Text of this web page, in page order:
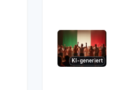
KI-generiert